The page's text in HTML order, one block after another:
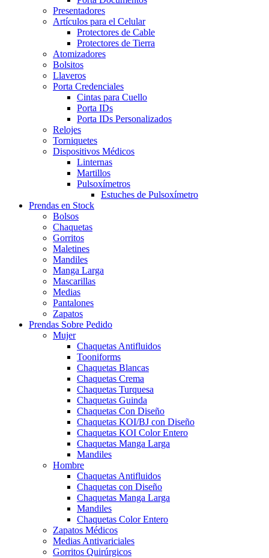
Presentadores
Artículos para el Celular
Protectores de Cable
Protectores de Tierra
Atomizadores
Bolsitos
Llaveros
Porta Credenciales
Cintas para Cuello
Porta IDs
Porta IDs Personalizados
Relojes
Torniquetes
Dispositivos Médicos
Linternas
Martillos
Pulsoxímetros
Estuches de Pulsoxímetro
Prendas en Stock
Bolsos
Chaquetas
Gorritos
Maletines
Mandiles
Manga Larga
Mascarillas
Medias
Pantalones
Zapatos
Prendas Sobre Pedido
Mujer
Chaquetas Antifluidos
Tooniforms
Chaquetas Blancas
Chaquetas Crema
Chaquetas Turquesa
Chaquetas Guinda
Chaquetas Con Diseño
Chaquetas KOI/BJ con Diseño
Chaquetas KOI Color Entero
Chaquetas Manga Larga
Mandiles
Hombre
Chaquetas Antifluidos
Chaquetas con Diseño
Chaquetas Manga Larga
Mandiles
Chaquetas Color Entero
Zapatos Médicos
Medias Antivariciales
Gorritos Quirúrgicos